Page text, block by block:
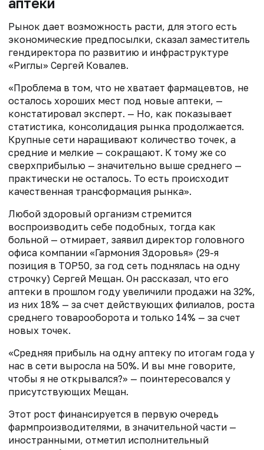
Рынок дает возможность расти, для этого есть
экономические предпосылки, сказал заместитель
гендиректора по развитию и инфраструктуре
«Риглы» Сергей Ковалев.
«Проблема в том, что не хватает фармацевтов, не
осталось хороших мест под новые аптеки, —
констатировал эксперт. — Но, как показывает
статистика, консолидация рынка продолжается.
Крупные сети наращивают количество точек, а
средние и мелкие — сокращают. К тому же со
сверхприбылью — значительно выше среднего —
практически не осталось. То есть происходит
качественная трансформация рынка».
Любой здоровый организм стремится
воспроизводить себе подобных, тогда как
больной — отмирает, заявил директор головного
офиса компании «Гармония Здоровья» (29-я
позиция в TOP50, за год сеть поднялась на одну
строчку) Сергей Мещан. Он рассказал, что его
аптеки в прошлом году увеличили продажи на 32%,
из них 18% — за счет действующих филиалов, роста
среднего товарооборота и только 14% — за счет
новых точек.
«Средняя прибыль на одну аптеку по итогам года у
нас в сети выросла на 50%. И вы мне говорите,
чтобы я не открывался?» — поинтересовался у
присутствующих Мещан.
Этот рост финансируется в первую очередь
фармпроизводителями, в значительной части —
иностранными, отметил исполнительный